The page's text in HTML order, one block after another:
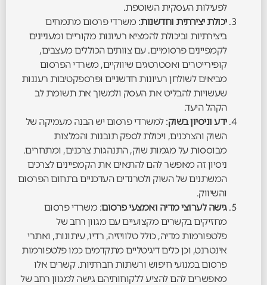
לפעילות העסקית השוטפת.
יכולת יצירתית וחדשנות: משרדי פרסום מתמחים
ביצירתיות וביכולת להמציא רעיונות מקוריים ומעניינים
לקמפיינים פרסומיים. עם צוותים הכוללים מעצבים,
קופירייטרים ואסטרטגים שיווקיים, משרדי הפרסום
מביאים לשולחן רעיונות חדשניים ופרספקטיבות רעננות
שעשויות להבליט את העסק ולמשוך את תשומת לב
הקהל היעד.
ידע וניסיון בשוק: למשרדי פרסום יש הבנה מעמיקה של
השוק והצרכנים, ויכולת לספק תובנות והמלצות
מבוססות על מגמות שוק, התנהגות צרכנים, ומתחרים.
ניסיון זה מאפשר להם להתאים את הקמפיינים לצרכים
המשתנים של השוק ולטרנדים העדכניים בתחום הפרסום
והשיווק.
גישה לערוצי מדיה ואמצעי פרסום: משרדי פרסום
מחזיקים בקשרים מקצועיים עם מגוון רחב של
פלטפורמות מדיה, כולל טלוויזיה, רדיו, עיתונות, ואתרי
אינטרנט, וכן כלים דיגיטליים מתקדמים כמו פלטפורמות
פרסום במנועי חיפוש ורשתות חברתיות. קשרים אלו
מאפשרים להם להציע ללקוחותיהם גישה למגוון רחב של